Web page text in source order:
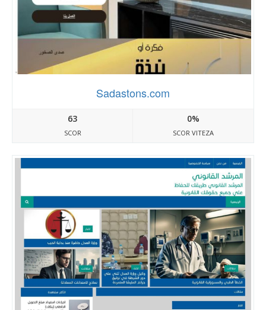
Sadastons.com
63
SCOR
0%
SCOR VITEZA